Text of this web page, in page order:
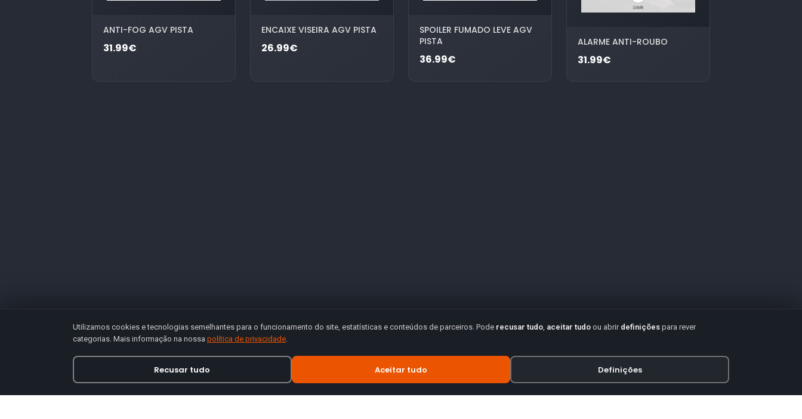
ANTI-FOG AGV PISTA
31.99€
ENCAIXE VISEIRA AGV PISTA
26.99€
SPOILER FUMADO LEVE AGV
PISTA
36.99€
ALARME ANTI-ROUBO
31.99€
Utilizamos cookies e tecnologias semelhantes para o funcionamento do site, estatísticas e conteúdos de parceiros. Pode recusar tudo, aceitar tudo ou abrir definições para rever
categorias. Mais informação na nossa política de privacidade.
Recusar tudo Aceitar tudo Definições